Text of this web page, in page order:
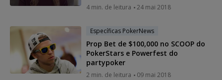
4 min. de leitura 24 mai 2018
Específicas PokerNews
Prop Bet de $100,000 no SCOOP do
PokerStars e Powerfest do
partypoker
2 min. de leitura 09 mai 2018